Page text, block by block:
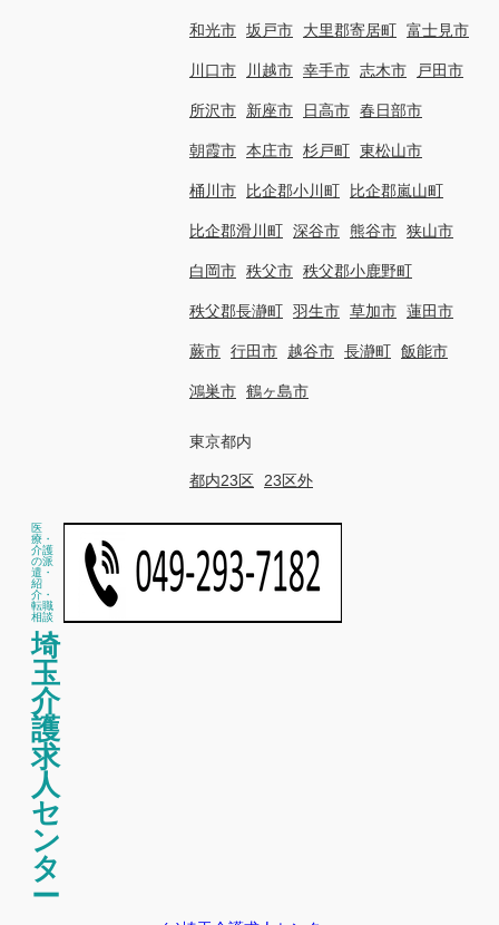
和光市 坂戸市 大里郡寄居町 富士見市
川口市 川越市 幸手市 志木市 戸田市
所沢市 新座市 日高市 春日部市
朝霞市 本庄市 杉戸町 東松山市
桶川市 比企郡小川町 比企郡嵐山町
比企郡滑川町 深谷市 熊谷市 狭山市
白岡市 秩父市 秩父郡小鹿野町
秩父郡長瀞町 羽生市 草加市 蓮田市
蕨市 行田市 越谷市 長瀞町 飯能市
鴻巣市 鶴ヶ島市
東京都内
都内23区 23区外
医
療・
介護
の派
遣・
紹
介・
転職
相談
埼
玉
介
護
求
人
セ
ン
タ
ー